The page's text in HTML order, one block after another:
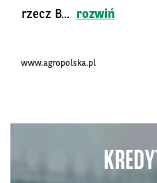
rzecz B...
rozwiń
www.agropolska.pl